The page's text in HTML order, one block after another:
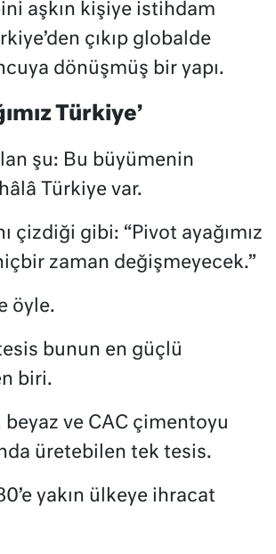
aşkın kişiye istihdam
çıkıp globalde
dönüşmüş bir yapı.
Türkiye’
şu: Bu büyümenin
Türkiye var.
çizdiği gibi: “Pivot ayağımız
zaman değişmeyecek.”
öyle.
bunun en güçlü
biri.
beyaz ve CAC çimentoyu
üretebilen tek tesis.
yakın ülkeye ihracat